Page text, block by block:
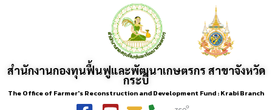
สำนักงานกองทุนฟื้นฟูและพัฒนาเกษตรกร สาขาจังหวัด
กระบี่
The Office of Farmer's Reconstruction and Development Fund : Krabi Branch